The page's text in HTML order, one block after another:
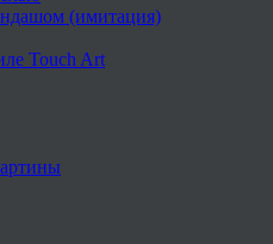
(имитация)
Touch Art